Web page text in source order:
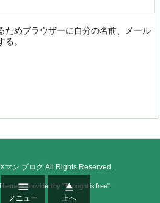
ためブラウザーに自分の名前、メール
。
マン ブログ All Rights Reserved.
is provided by "Thought is free".

メニュー

上へ